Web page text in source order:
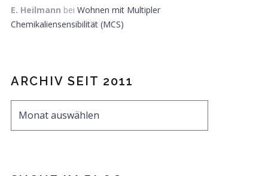
E. Heilmann bei Wohnen mit Multipler
Chemikaliensensibilität (MCS)
ARCHIV SEIT 2011